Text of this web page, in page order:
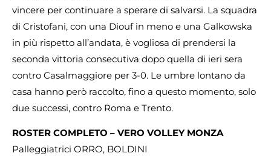
vincere per continuare a sperare di salvarsi. La squadra
di Cristofani, con una Diouf in meno e una Galkowska
in più rispetto all’andata, è vogliosa di prendersi la
seconda vittoria consecutiva dopo quella di ieri sera
contro Casalmaggiore per 3-0. Le umbre lontano da
casa hanno però raccolto, fino a questo momento, solo
due successi, contro Roma e Trento.
ROSTER COMPLETO – VERO VOLLEY MONZA
Palleggiatrici ORRO, BOLDINI